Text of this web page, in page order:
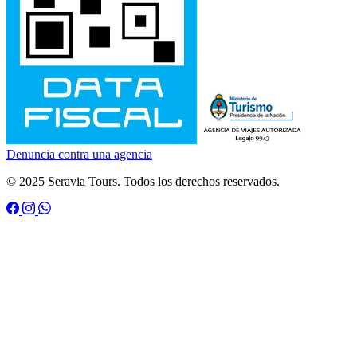
Denuncia contra una agencia
© 2025 Seravia Tours. Todos los derechos reservados.